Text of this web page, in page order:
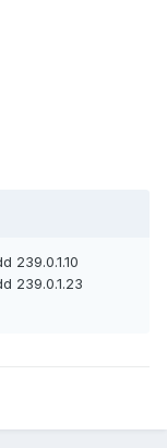
239.0.1.10
239.0.1.23